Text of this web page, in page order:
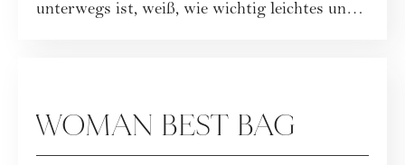
unterwegs ist, weiß, wie wichtig leichtes und
WOMAN BEST BAG